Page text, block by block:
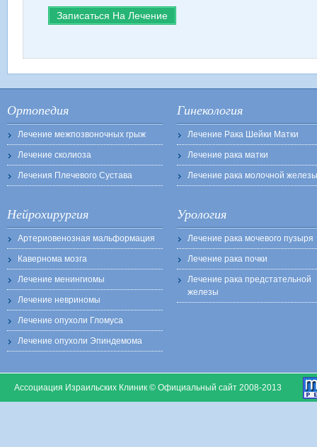
Ортопедия
Лечение межпозвоночных грыж
Лечение сколиоза
Лечения Плечевого Сустава
Нейрохирургия
Артериовенозная мальформация
Кавернома мозга
Лечение менингиомы
Лечение невриномы
Лечение опухоли Гломуса
Лечение опухоли Эпиндемома
Гинекология
Лечение Рака Шейки Матки
Лечение рака матки
Лечение рака молочной железы
Урология
Лечение рака мочевого пузыря
Лечение рака почки
Лечение рака предстательной
железы
Ассоциация Израильских Клиник © Официальный сайт 2008-2013